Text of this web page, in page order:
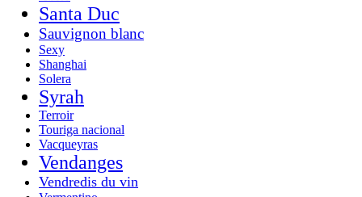
Santa Duc
Sauvignon blanc
Sexy
Shanghai
Solera
Syrah
Terroir
Touriga nacional
Vacqueyras
Vendanges
Vendredis du vin